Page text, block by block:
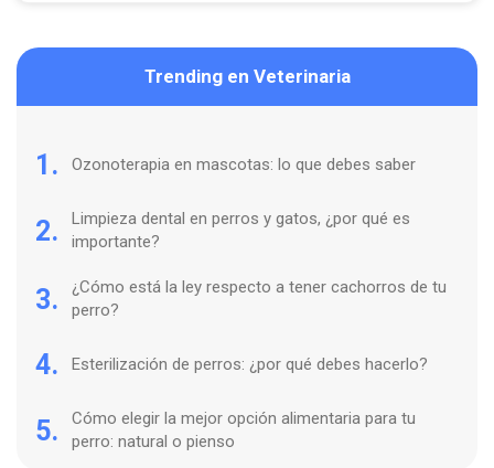
Trending en Veterinaria
1. Ozonoterapia en mascotas: lo que debes saber
2.
Limpieza dental en perros y gatos, ¿por qué es
importante?
3.
¿Cómo está la ley respecto a tener cachorros de tu
perro?
4. Esterilización de perros: ¿por qué debes hacerlo?
5.
Cómo elegir la mejor opción alimentaria para tu
perro: natural o pienso